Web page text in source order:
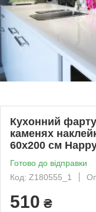
Кухонний
каменях
60х200 см
Готово до відправки
Код: Z180555_1
510 ₴